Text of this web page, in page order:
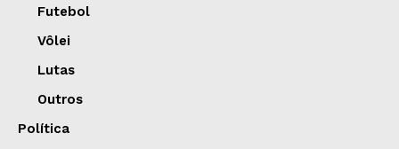
Futebol
Vôlei
Lutas
Outros
Política